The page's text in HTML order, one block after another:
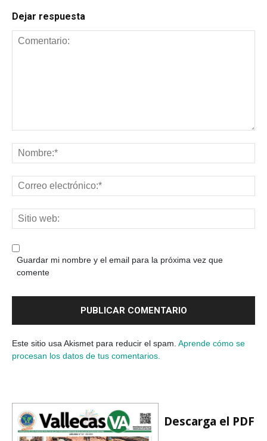
Dejar respuesta
Guardar mi nombre y el email para la próxima vez que
comente
Este sitio usa Akismet para reducir el spam. Aprende cómo se
procesan los datos de tus comentarios.
Descarga el PDF